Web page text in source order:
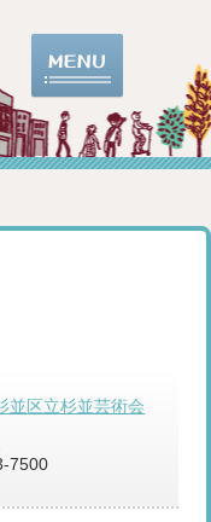
並区立杉並芸術会
7500